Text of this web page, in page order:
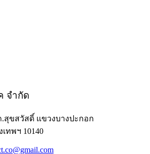
จำกัด
.สุขสวัสดิ์ แขวงบางปะกอก
ทพฯ 10140